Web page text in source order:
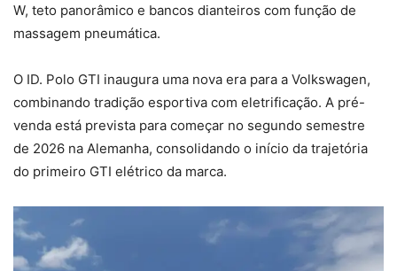
W, teto panorâmico e bancos dianteiros com função de
massagem pneumática.
O ID. Polo GTI inaugura uma nova era para a Volkswagen,
combinando tradição esportiva com eletrificação. A pré-
venda está prevista para começar no segundo semestre
de 2026 na Alemanha, consolidando o início da trajetória
do primeiro GTI elétrico da marca.